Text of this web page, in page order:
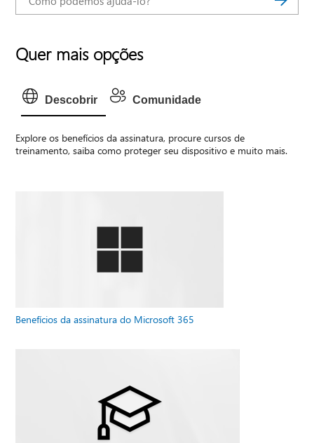
Quer mais opções
Descobrir Comunidade
Explore os benefícios da assinatura, procure cursos de
treinamento, saiba como proteger seu dispositivo e muito mais.
Benefícios da assinatura do Microsoft 365